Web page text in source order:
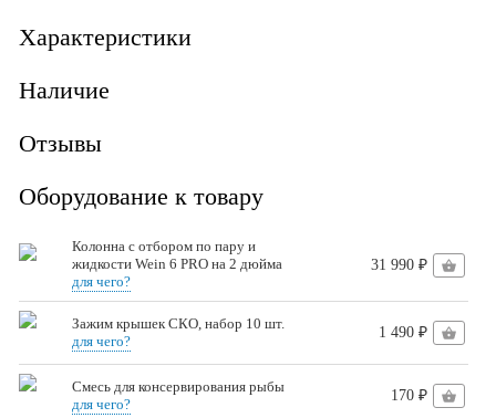
Характеристики
Наличие
Отзывы
Оборудование к товару
Колонна с отбором по пару и
жидкости Wein 6 PRO на 2 дюйма
для чего?
31 990 ₽
Зажим крышек СКО, набор 10 шт.
для чего?
1 490 ₽
Смесь для консервирования рыбы
для чего?
170 ₽